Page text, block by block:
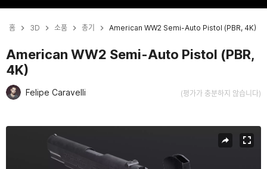
홈 3D 소품 총기 American WW2 Semi-Auto Pistol (PBR, 4K)
American WW2 Semi-Auto Pistol (PBR,
4K)
Felipe Caravelli (평가가 충분하지 않습니다)
현재 슬라이드: 1 / 6